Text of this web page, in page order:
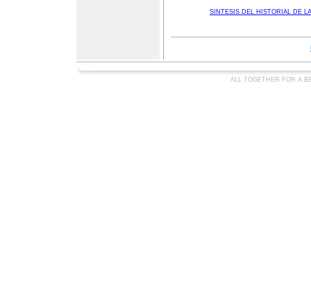
SINTESIS DEL HISTORIAL DE
ALL TOGETHER FOR A